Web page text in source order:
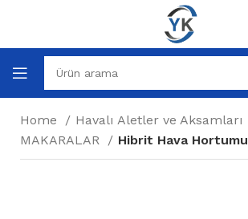
Home
Havalı Aletler ve Aksamları
MAKARALAR
Hibrit Hava Hortumu